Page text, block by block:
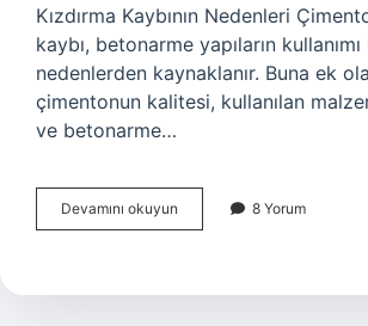
Kızdırma Kaybının Nedenleri
kaybı, betonarme yapıların
nedenlerden kaynaklanır. Buna ek
çimentonun kalitesi, kullanılan
ve betonarme…
Devamını okuyun Çimento
kızdırma
8 Yorum